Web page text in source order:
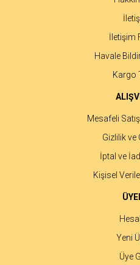
İletişim
Havale
Kargo
Mesafeli
Gizlilik ve
İptal ve
Kişisel
Yeni
Üye